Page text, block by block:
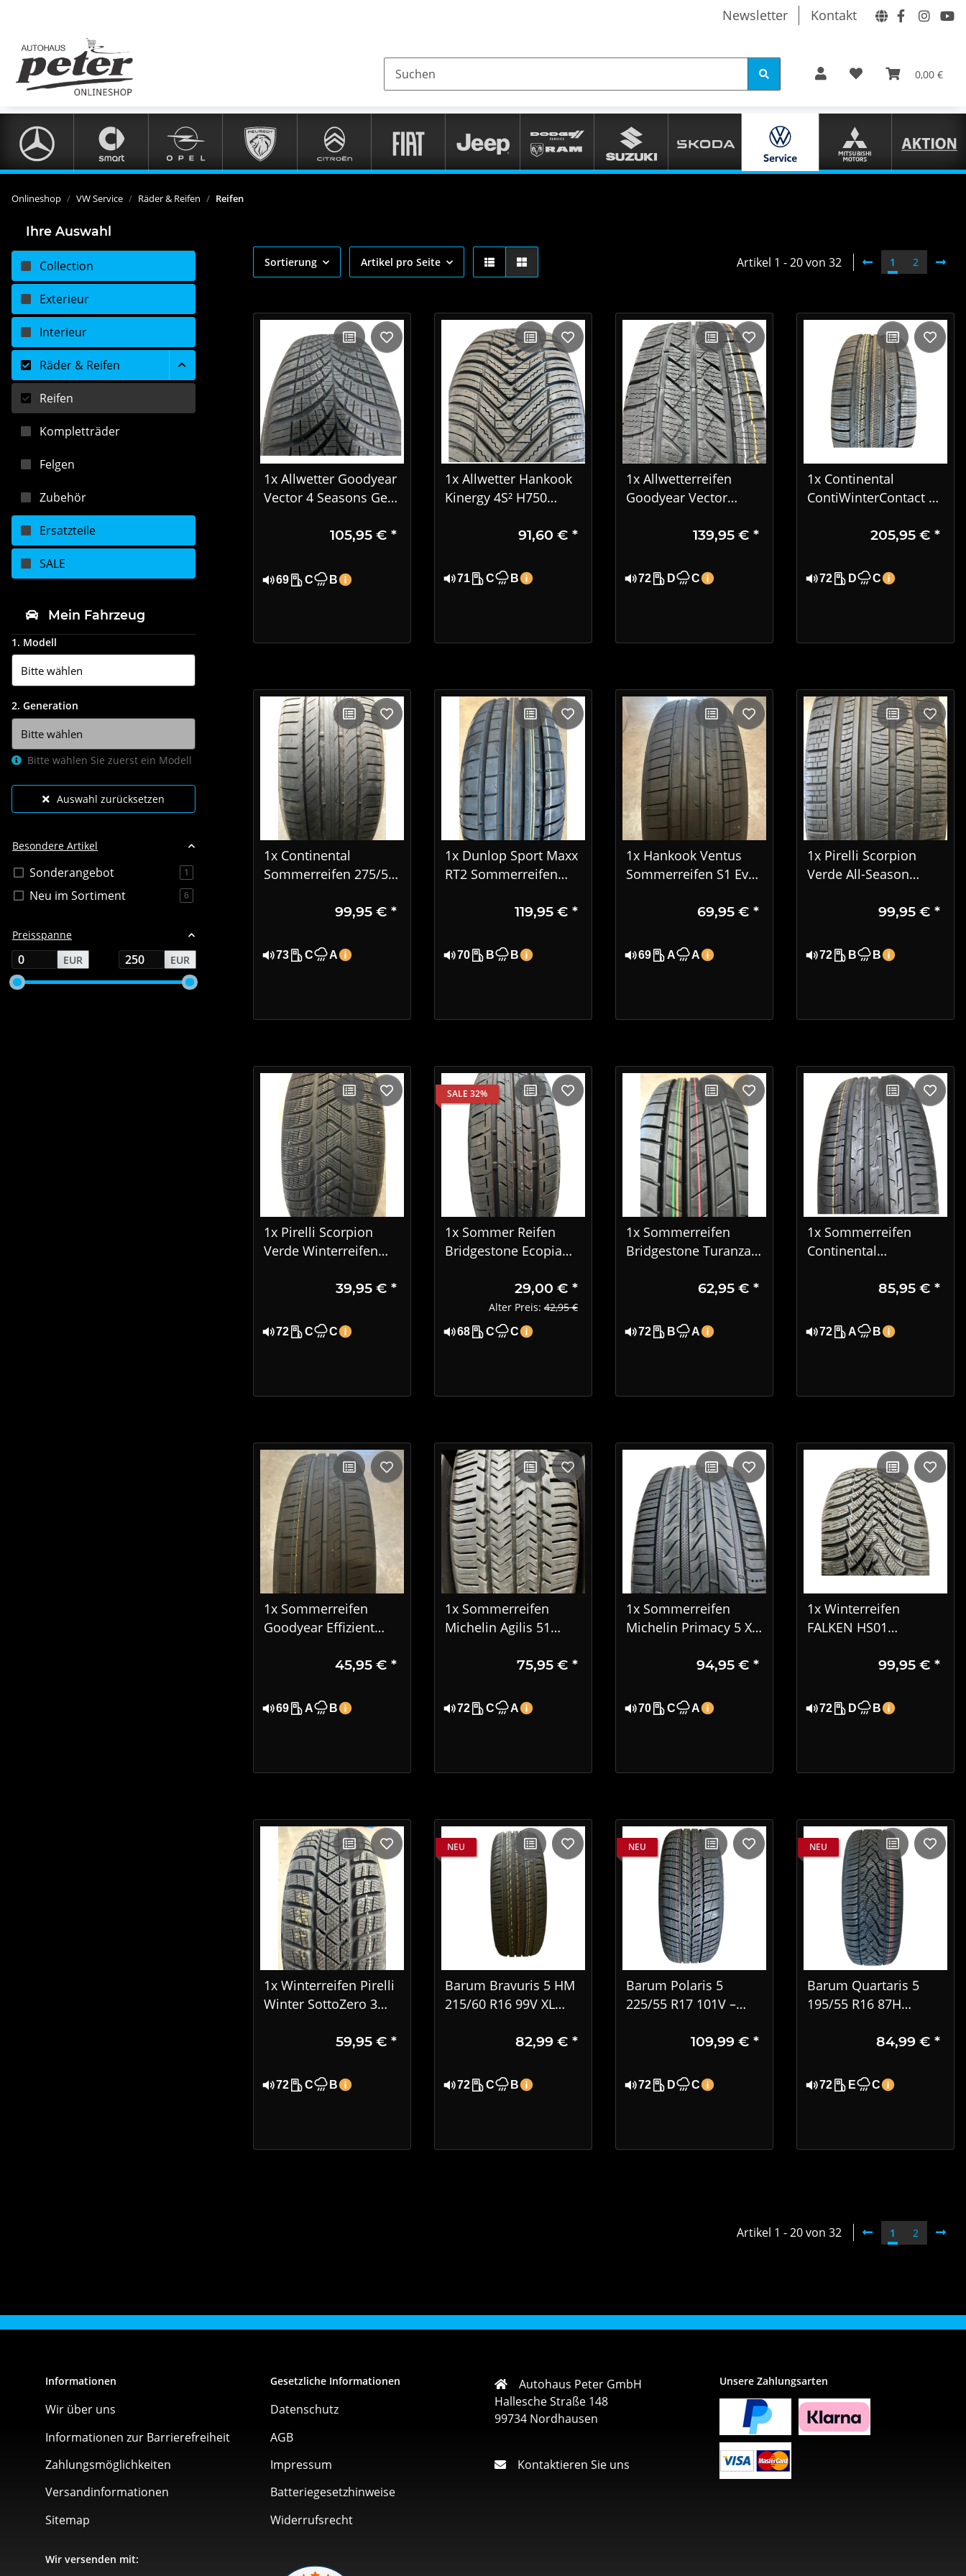
Newsletter Kontakt
0,00 €
Onlineshop VW Service Räder & Reifen Reifen
Sortierung Artikel pro Seite Artikel 1 - 20 von 32 1 2
1x Allwetter Goodyear
Vector 4 Seasons Gen-
105,95 € *
69 C B
1x Allwetter Hankook
Kinergy 4S² H750
91,60 € *
71 C B
1x Allwetterreifen
Goodyear Vector
215/65R16C 106/104T
139,95 € *
72 D C
1x Continental
ContiWinterContact TS
245/45 R17 99V XL MO
205,95 € *
72 D C
1x Continental
Sommerreifen 275/50
MO DOT182399,95 € *
73 C A
1x Dunlop Sport Maxx
RT2 Sommerreifen
119,95 € *
70 B B
1x Hankook Ventus
Sommerreifen S1 Evo
69,95 € *
69 A A
1x Pirelli Scorpion
Verde All-Season
99,95 € *
72 B B
1x Pirelli Scorpion
Verde Winterreifen
39,95 € *
72 C C
SALE 32%
1x Sommer Reifen
Bridgestone Ecopia
29,00 € *
Alter Preis: 42,95 €
68 C C
1x Sommerreifen
Bridgestone Turanza
XL DOT 481962,95 € *
72 B A
1x Sommerreifen
Continental
R16 91V XL EVc DOT
85,95 € *
72 A B
1x Sommerreifen
Goodyear Effizient
185/65 R15 88H DOT
45,95 € *
69 A B
1x Sommerreifen
Michelin Agilis 51
6PR DOT 072475,95 € *
72 C A
1x Sommerreifen
Michelin Primacy 5 XL
94,95 € *
70 C A
1x Winterreifen
FALKEN HS01
R17 98V XL DOT 3221
99,95 € *
72 D B
1x Winterreifen Pirelli
Winter SottoZero 3
59,95 € *
72 C B
NEU
Barum Bravuris 5 HM
215/60 R16 99V XL
Load, DOT 172482,99 € *
72 C B
NEU
Barum Polaris 5
225/55 R17 101V –
109,99 € *
72 D C
NEU
Barum Quartaris 5
195/55 R16 87H
M+S & 3PMSF, DOT
84,99 € *
72 E C
Artikel 1 - 20 von 32 1 2
Ihre Auswahl
Collection
Exterieur
Interieur
Räder & Reifen
Reifen
Kompletträder
Felgen
Zubehör
Ersatzteile
SALE
Mein Fahrzeug
1. Modell
2. Generation
Bitte wählen Sie zuerst ein Modell
Auswahl zurücksetzen
Besondere Artikel
Sonderangebot 1
Neu im Sortiment 6Artikel gefunden
Preisspanne
EUR
EUR
Informationen
Wir über uns
Informationen zur Barrierefreiheit
Zahlungsmöglichkeiten
Versandinformationen
Sitemap
Gesetzliche Informationen
Datenschutz
AGB
Impressum
Batteriegesetzhinweise
Widerrufsrecht
Autohaus Peter GmbH
Hallesche Straße 148
99734 Nordhausen
Kontaktieren Sie uns
Unsere Zahlungsarten
Wir versenden mit: